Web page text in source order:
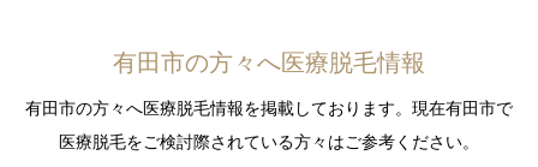
有田市の方々へ医療脱毛情報
有田市の方々へ医療脱毛情報を掲載しております。現在有田市で
医療脱毛をご検討際されている方々はご参考ください。